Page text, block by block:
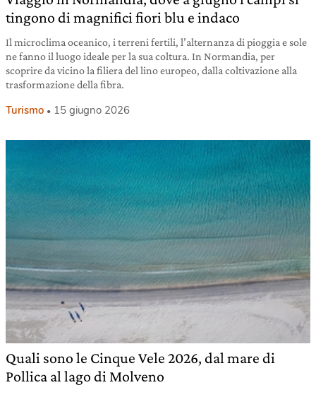
tingono di magnifici fiori blu e indaco
Il microclima oceanico, i terreni fertili, l’alternanza di pioggia e sole
ne fanno il luogo ideale per la sua coltura. In Normandia, per
scoprire da vicino la filiera del lino europeo, dalla coltivazione alla
trasformazione della fibra.
Turismo 15 giugno 2026
Quali sono le Cinque Vele 2026, dal mare di
Pollica al lago di Molveno